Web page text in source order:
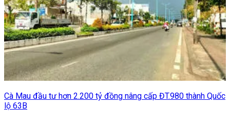
Cà Mau đầu tư hơn 2.200 tỷ đồng nâng cấp ĐT.980 thành Quốc
lộ 63B